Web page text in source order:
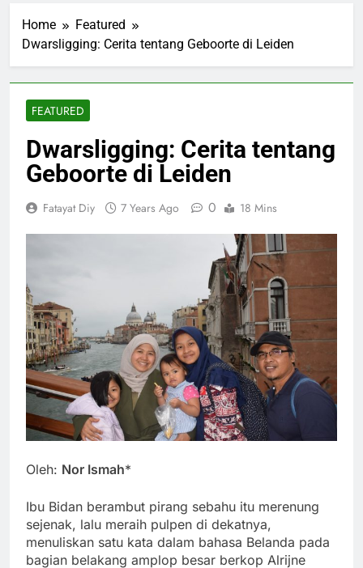
Home
Featured
Dwarsligging: Cerita tentang Geboorte di Leiden
FEATURED
Dwarsligging: Cerita tentang
Geboorte di Leiden
Fatayat Diy 7 Years Ago 0 18 Mins
Oleh: Nor Ismah*
Ibu Bidan berambut pirang sebahu itu merenung
sejenak, lalu meraih pulpen di dekatnya,
menuliskan satu kata dalam bahasa Belanda pada
bagian belakang amplop besar berkop Alrijne